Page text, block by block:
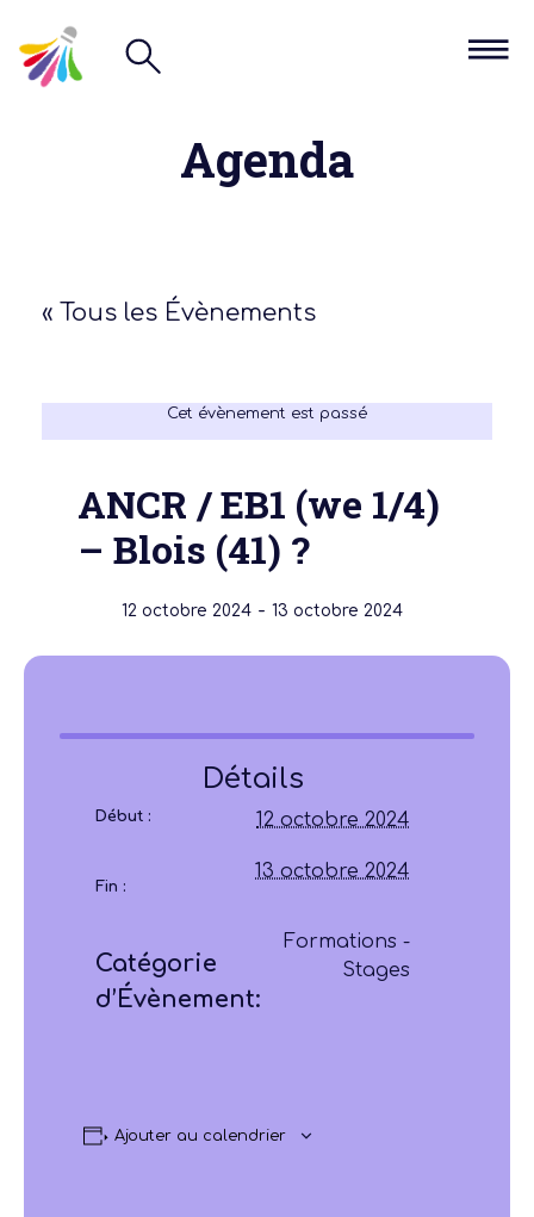
Agenda
« Tous les Évènements
Cet évènement est passé
ANCR / EB1 (we 1/4)
– Blois (41) ?
12 octobre 2024 - 13 octobre 2024
Détails
Début : 12 octobre 2024
Fin :
13 octobre 2024
Catégorie
d’Évènement:
Formations -
Stages
Ajouter au calendrier